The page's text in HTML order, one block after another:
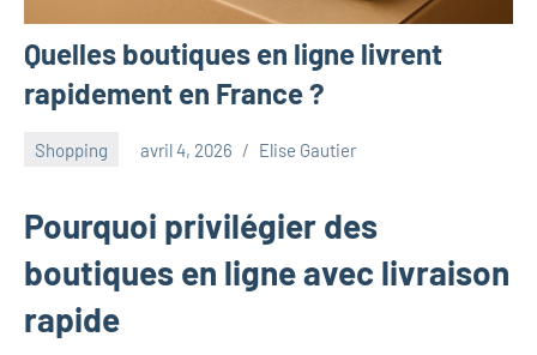
matériaux
innovants,
l'entrepreneuriat,
au
dans
Quelles boutiques en ligne livrent
rapidement en France ?
Shopping avril 4, 2026 Elise Gautier
Pourquoi privilégier des
boutiques en ligne avec livraison
rapide